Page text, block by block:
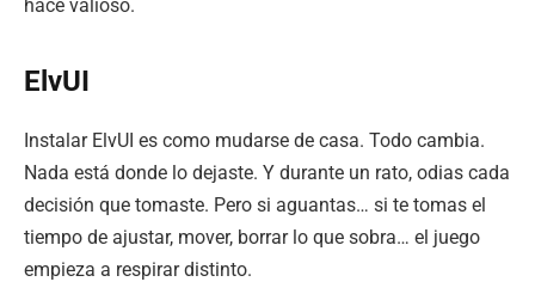
hace valioso.
ElvUI
Instalar ElvUI es como mudarse de casa. Todo cambia.
Nada está donde lo dejaste. Y durante un rato, odias cada
decisión que tomaste. Pero si aguantas… si te tomas el
tiempo de ajustar, mover, borrar lo que sobra… el juego
empieza a respirar distinto.